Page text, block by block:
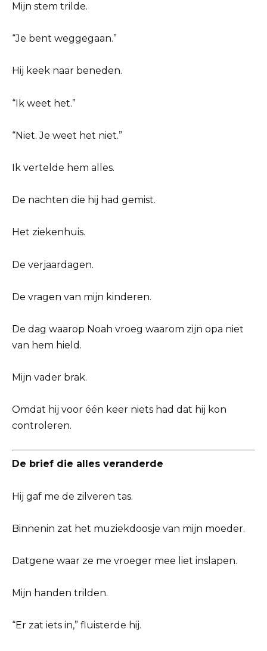
Mijn stem trilde.
“Je bent weggegaan.”
Hij keek naar beneden.
“Ik weet het.”
“Niet. Je weet het niet.”
Ik vertelde hem alles.
De nachten die hij had gemist.
Het ziekenhuis.
De verjaardagen.
De vragen van mijn kinderen.
De dag waarop Noah vroeg waarom zijn opa niet
van hem hield.
Mijn vader brak.
Omdat hij voor één keer niets had dat hij kon
controleren.
De brief die alles veranderde
Hij gaf me de zilveren tas.
Binnenin zat het muziekdoosje van mijn moeder.
Datgene waar ze me vroeger mee liet inslapen.
Mijn handen trilden.
“Er zat iets in,” fluisterde hij.